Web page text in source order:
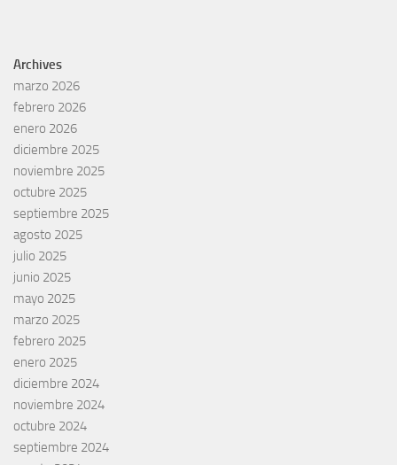
Archives
marzo 2026
febrero 2026
enero 2026
diciembre 2025
noviembre 2025
octubre 2025
septiembre 2025
agosto 2025
julio 2025
junio 2025
mayo 2025
marzo 2025
febrero 2025
enero 2025
diciembre 2024
noviembre 2024
octubre 2024
septiembre 2024